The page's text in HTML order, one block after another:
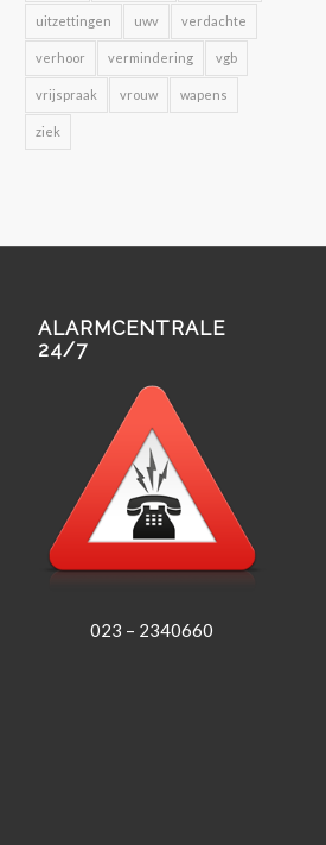
uitzettingen uwv verdachte
verhoor vermindering vgb
vrijspraak vrouw wapens
ziek
ALARMCENTRALE
24/7
023 – 2340660